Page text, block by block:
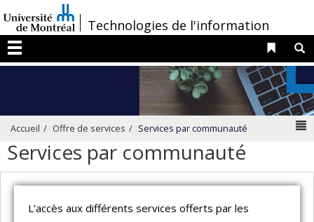
au
contenu
/
Technologies de l'information
Menu
Liens
Accueil Offre de services Services par communauté
Services par communauté
L’accès aux différents services offerts par les